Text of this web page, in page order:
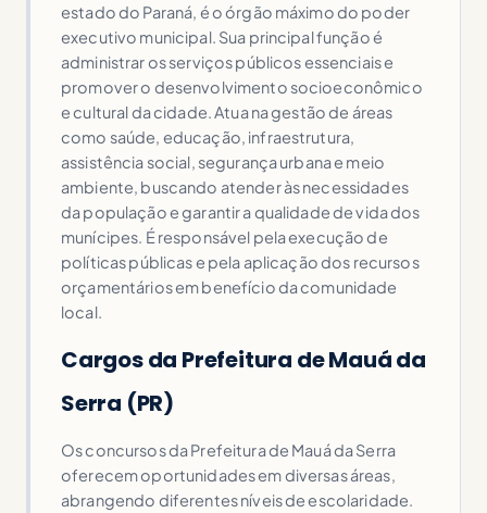
estado do Paraná, é o órgão máximo do poder
executivo municipal. Sua principal função é
administrar os serviços públicos essenciais e
promover o desenvolvimento socioeconômico
e cultural da cidade. Atua na gestão de áreas
como saúde, educação, infraestrutura,
assistência social, segurança urbana e meio
ambiente, buscando atender às necessidades
da população e garantir a qualidade de vida dos
munícipes. É responsável pela execução de
políticas públicas e pela aplicação dos recursos
orçamentários em benefício da comunidade
local.
Cargos da Prefeitura de Mauá da
Serra (PR)
Os concursos da Prefeitura de Mauá da Serra
oferecem oportunidades em diversas áreas,
abrangendo diferentes níveis de escolaridade.